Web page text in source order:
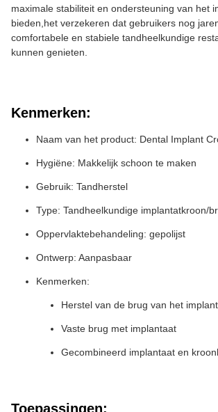
maximale stabiliteit en ondersteuning van het
bieden,het verzekeren dat gebruikers nog
comfortabele en stabiele tandheelkundige
kunnen genieten.
Kenmerken:
Naam van het product: Dental Implant
Hygiëne: Makkelijk schoon te maken
Gebruik: Tandherstel
Type: Tandheelkundige implantatkroon/
Oppervlaktebehandeling: gepolijst
Ontwerp: Aanpasbaar
Kenmerken:
Herstel van de brug van het
Vaste brug met implantaat
Gecombineerd implantaat en
Toepassingen: